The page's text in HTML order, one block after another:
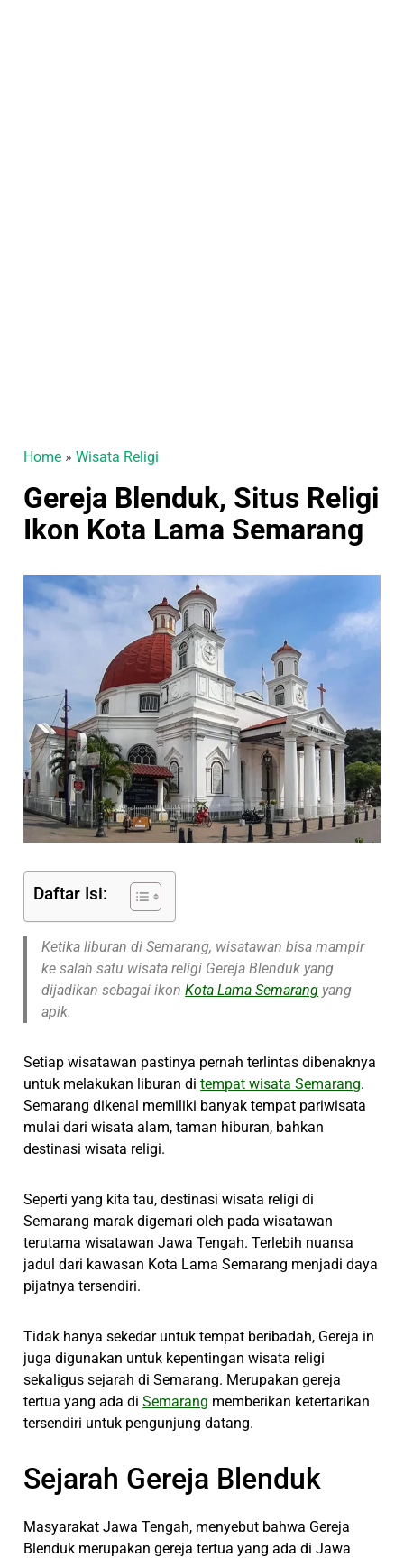
Home »Wisata Religi
Gereja Blenduk, Situs Religi
Ikon Kota Lama Semarang
Daftar Isi:
Ketika liburan di Semarang, wisatawan bisa mampir
ke salah satu wisata religi Gereja Blenduk yang
dijadikan sebagai ikonKota Lama Semarang yang
apik.
Setiap wisatawan pastinya pernah terlintas dibenaknya
untuk melakukan liburan ditempat wisata Semarang.
Semarang dikenal memiliki banyak tempat pariwisata
mulai dari wisata alam, taman hiburan, bahkan
destinasi wisata religi.
Seperti yang kita tau, destinasi wisata religi di
Semarang marak digemari oleh pada wisatawan
terutama wisatawan Jawa Tengah. Terlebih nuansa
jadul dari kawasan Kota Lama Semarang menjadi daya
pijatnya tersendiri.
Tidak hanya sekedar untuk tempat beribadah, Gereja in
juga digunakan untuk kepentingan wisata religi
sekaligus sejarah di Semarang. Merupakan gereja
tertua yang ada diSemarang memberikan ketertarikan
tersendiri untuk pengunjung datang.
Sejarah Gereja Blenduk
Masyarakat Jawa Tengah, menyebut bahwa Gereja
Blenduk merupakan gereja tertua yang ada di Jawa